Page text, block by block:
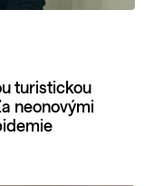
turistickou
neonovými